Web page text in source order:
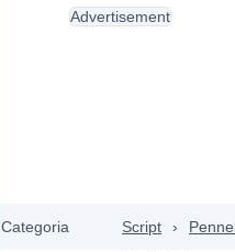
Categoria Script ›
Advertisement